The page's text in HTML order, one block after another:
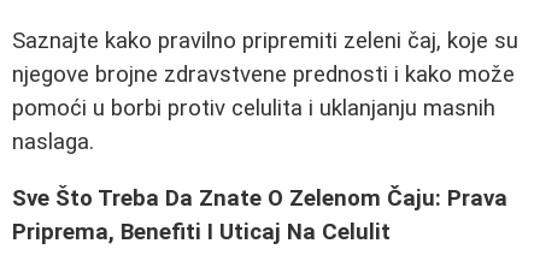
Saznajte kako pravilno pripremiti zeleni čaj, koje su
njegove brojne zdravstvene prednosti i kako može
pomoći u borbi protiv celulita i uklanjanju masnih
naslaga.
Sve Što Treba Da Znate O Zelenom Čaju: Prava
Priprema, Benefiti I Uticaj Na Celulit